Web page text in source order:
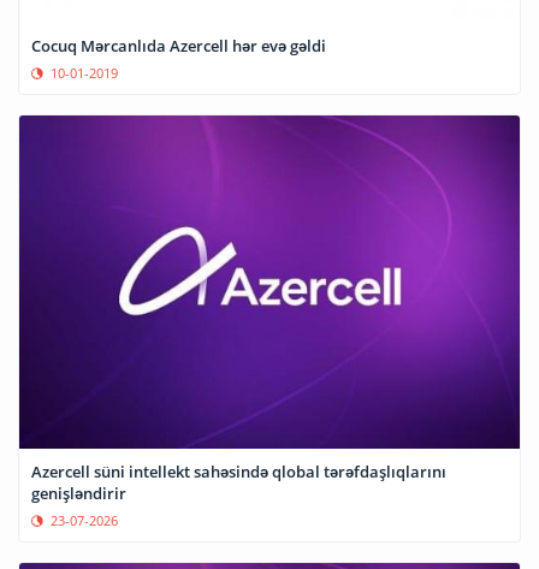
Cocuq Mərcanlıda Azercell hər evə gəldi
10-01-2019
Azercell süni intellekt sahəsində qlobal tərəfdaşlıqlarını
genişləndirir
23-07-2026